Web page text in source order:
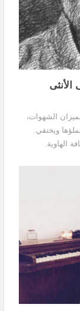
الشهوات،
ويختفي.
الهاوية.